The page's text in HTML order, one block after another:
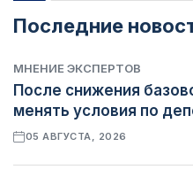
Последние
МНЕНИЕ ЭКСПЕРТОВ
После снижения
менять условия по
05 АВГУСТА, 2026